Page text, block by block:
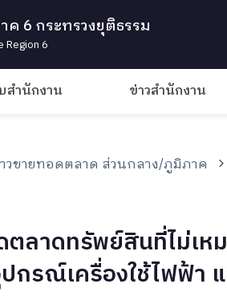
ค 6 กระทรวงยุติธรรม
Region 6
สำนักงาน ข่าวสำนักงาน
วขายทอดตลาด ส่วนกลาง/ภูมิภาค
ลาดทรัพย์สินที่ไม่เห
กรณ์เครื่องใช้ไฟฟ้า